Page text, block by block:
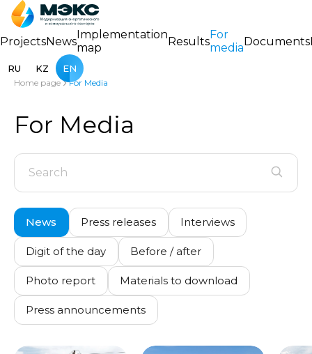
ProjectsNewsImplementation
map
ResultsFor
mediaDocuments
RU KZ EN
Home page For Media
For Media
News Press releases Interviews
Digit of the day Before / after
Photo report Materials to download
Press announcements